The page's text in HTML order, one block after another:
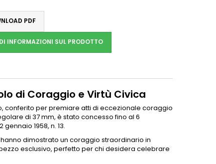
PDF
INFORMAZIONI SUL PRODOTTO
di Coraggio e Virtù Civica
conferito per premiare atti di eccezionale coraggio
di 37 mm, è stato concesso fino al 6
1958, n. 13.
dimostrato un coraggio straordinario in
esclusivo, perfetto per chi desidera celebrare